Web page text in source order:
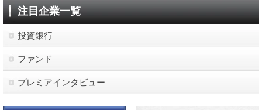
注目企業一覧
投資銀行
ファンド
プレミアインタビュー